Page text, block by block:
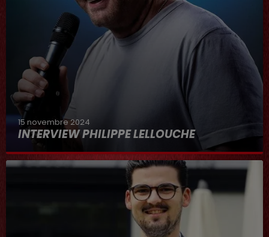
15 novembre 2024
INTERVIEW PHILIPPE LELLOUCHE